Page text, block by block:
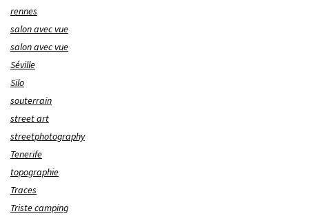
rennes
salon avec vue
salon avec vue
Séville
Silo
souterrain
street art
streetphotography
Tenerife
topographie
Traces
Triste camping